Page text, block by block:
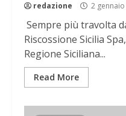
redazione 2 gennaio
Sempre più travolta
Riscossione Sicilia
Regione Siciliana...
Read More